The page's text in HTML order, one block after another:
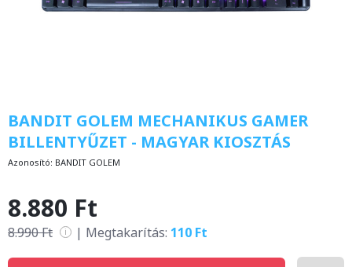
BANDIT GOLEM MECHANIKUS GAMER
BILLENTYŰZET - MAGYAR KIOSZTÁS
Azonosító: BANDIT GOLEM
8.880 Ft
8.990 Ft i | Megtakarítás: 110 Ft